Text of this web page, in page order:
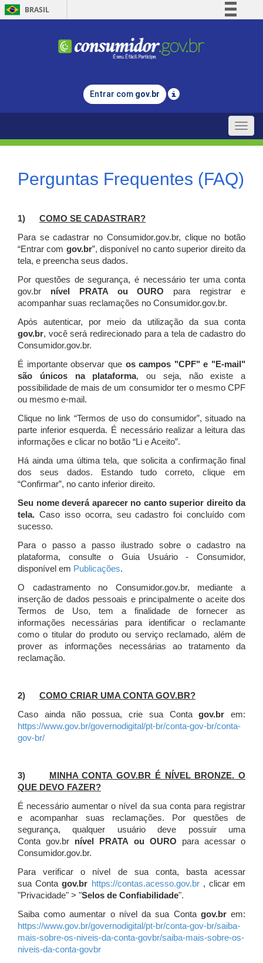
BRASIL
Comunica BR
Legislação
Entrar com gov.br
Toggle
Perguntas Frequentes (FAQ)
1) COMO SE CADASTRAR?
Para se cadastrar no Consumidor.gov.br, clique no botão
“Entrar com gov.br”, disponível no canto superior direito da
tela, e preencha seus dados.
Por questões de segurança, é necessário ter uma conta
gov.br nível PRATA ou OURO para registrar e
acompanhar suas reclamações no Consumidor.gov.br.
Após autenticar, por meio da utilização da sua conta
gov.br, você será redirecionado para a tela de cadastro do
Consumidor.gov.br.
É importante observar que os campos "CPF" e "E-mail"
são únicos na plataforma, ou seja, não existe a
possibilidade de mais de um consumidor ter o mesmo CPF
ou mesmo e-mail.
Clique no link “Termos de uso do consumidor”, situado na
parte inferior esquerda. É necessário realizar a leitura das
informações e clicar no botão “Li e Aceito”.
Há ainda uma última tela, que solicita a confirmação final
dos seus dados. Estando tudo correto, clique em
“Confirmar”, no canto inferior direito.
Seu nome deverá aparecer no canto superior direito da
tela. Caso isso ocorra, seu cadastro foi concluído com
sucesso.
Para o passo a passo ilustrado sobre o cadastro na
plataforma, consulte o Guia Usuário - Consumidor,
disponível em Publicações.
O cadastramento no Consumidor.gov.br, mediante a
inserção de dados pessoais e principalmente o aceite dos
Termos de Uso, tem a finalidade de fornecer as
informações necessárias para identificar o reclamante
como o titular do produto ou serviço reclamado, além de
prover as informações necessárias ao tratamento da
reclamação.
2) COMO CRIAR UMA CONTA GOV.BR?
Caso ainda não possua, crie sua Contagov.br em:
https://www.gov.br/governodigital/pt-br/conta-gov-br/conta-
gov-br/
3)
MINHA CONTA GOV.BR É NÍVEL BRONZE. O
QUE DEVO FAZER?
É necessário aumentar o nível da sua conta para registrar
e acompanhar suas reclamações. Por questões de
segurança, qualquer usuário deve possuir uma
Conta gov.br nível PRATA ou OURO para acessar o
Consumidor.gov.br.
Para verificar o nível de sua conta, basta acessar
sua Contagov.br https://contas.acesso.gov.br, clicar em
"Privacidade" > "Selos de Confiabilidade".
Saiba como aumentar o nível da sua Conta gov.brem:
https://www.gov.br/governodigital/pt-br/conta-gov-br/saiba-
mais-sobre-os-niveis-da-conta-govbr/saiba-mais-sobre-os-
niveis-da-conta-govbr